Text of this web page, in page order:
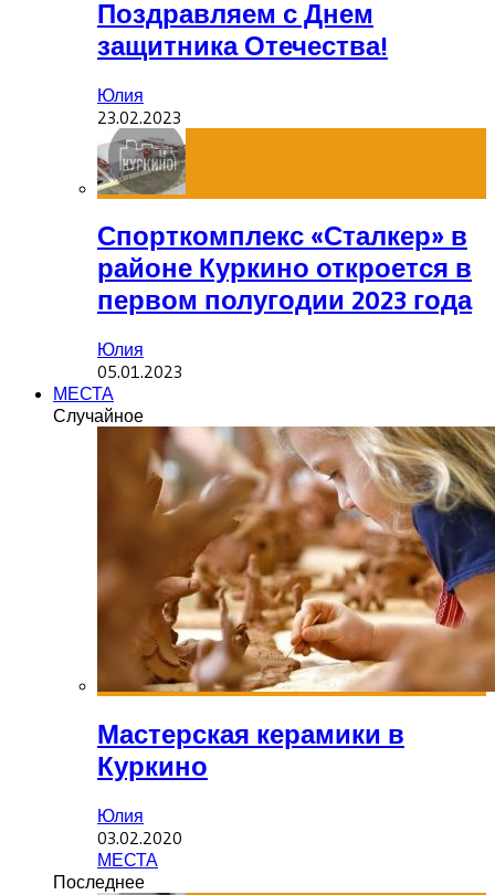
Поздравляем с Днем
защитника Отечества!
Юлия
23.02.2023
Спорткомплекс «Сталкер» в
районе Куркино откроется в
первом полугодии 2023 года
Юлия
05.01.2023
МЕСТА
Случайное
Мастерская керамики в
Куркино
Юлия
03.02.2020
МЕСТА
Последнее